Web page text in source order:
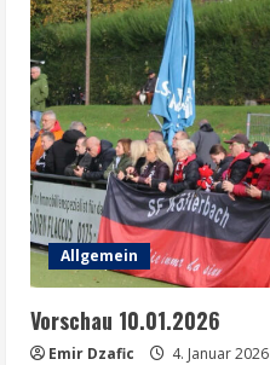
Allgemein
Vorschau 10.01.2026
Emir Dzafic 4. Januar 2026